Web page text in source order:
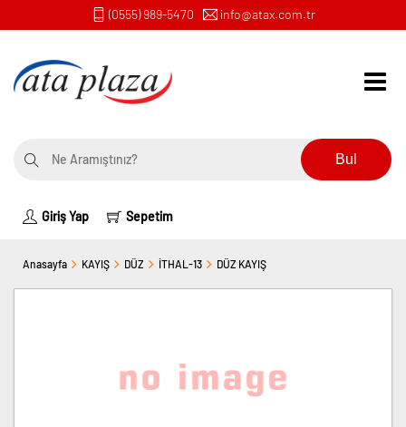
(0555) 989-5470 info@atax.com.tr
Bul
Giriş Yap Sepetim
Anasayfa KAYIŞ DÜZ İTHAL-13 DÜZ KAYIŞ